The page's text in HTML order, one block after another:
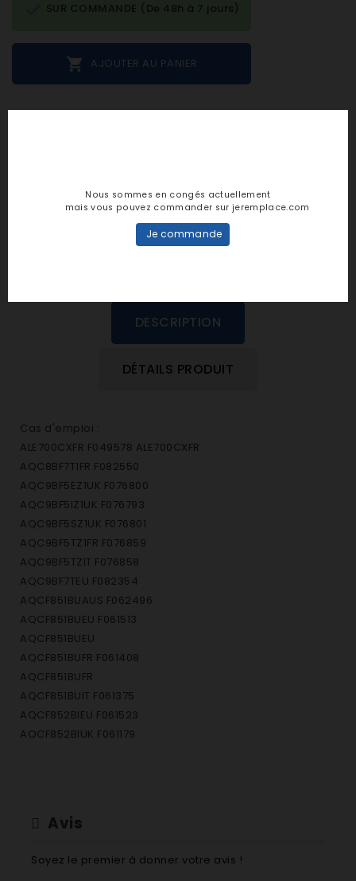
 AJOUTER AU PANIER
SUR COMMANDE (De 48h à 7 jours)
dans cette langue
DESCRIPTION
DÉTAILS PRODUIT
Cas d'emploi :
ALE700CXFR F049578 ALE700CXFR
AQC8BF7T1FR F082550
AQC9BF5EZ1UK F076800
AQC9BF5IZ1UK F076793
AQC9BF5SZ1UK F076801
AQC9BF5TZ1FR F076859
AQC9BF5TZIT F076858
AQC9BF7TEU F082354
AQCF851BUAUS F062496
AQCF851BUEU F061513
AQCF851BUEU
AQCF851BUFR F061408
AQCF851BUFR
AQCF851BUIT F061375
AQCF852BIEU F061523
AQCF852BIUK F061179
AQCF951BSFR F069940 AQCF951BSFR
AQCF951BUFR F068707 AQCF951BUFR
Avis
Soyez le premier à donner votre avis !
Nous sommes en congés actuellement
mais vous pouvez commander sur jeremplace.com
Je commande